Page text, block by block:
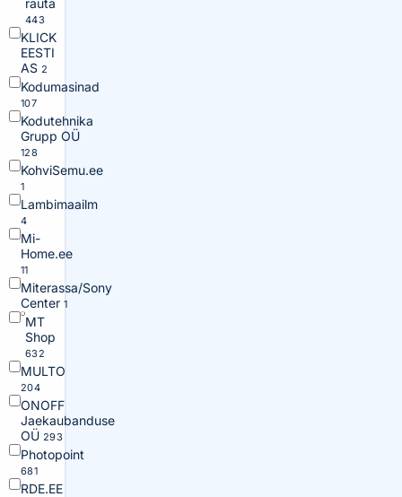
rauta
443
KLICK
EESTI
AS 2
Kodumasinad
107
Kodutehnika
Grupp OÜ
128
KohviSemu.ee
1
Lambimaailm
4
Mi-
Home.ee
11
Miterassa/Sony
Center 1
MT
Shop
632
MULTO
204
ONOFF
Jaekaubanduse
OÜ 293
Photopoint
681
RDE.EE